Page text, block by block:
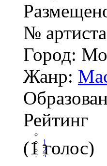
№
Город:
Жанр:
Рейтинг
1
2
3
(1 голос)